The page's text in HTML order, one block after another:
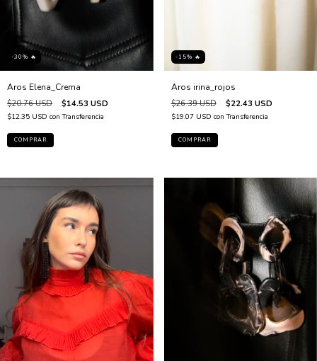
-30% 🔥
Aros Elena_Crema
$20.76 USD $14.53 USD
$12.35 USD con Transferencia
-15% 🔥
Aros irina_rojos
$26.39 USD $22.43 USD
$19.07 USD con Transferencia